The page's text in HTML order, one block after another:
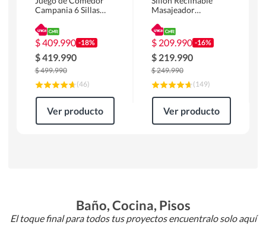
Campania 6 Sillas
180 x 90 x 76 cm
Café
$409.990 -18%
$419.990
$499.990
(46)
Ver producto
Masajeador
Atlanta 91x101x94
cm Negro
$ 209.990 -16%
$ 219.990
$249.990
(149)
Ver producto
Baño, Cocina, Pisos
El toque final para todos tus proyectos encuentralo solo aquí